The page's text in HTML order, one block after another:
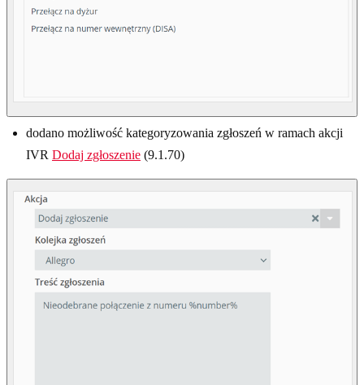
dodano możliwość kategoryzowania zgłoszeń w ramach akcji
IVR Dodaj zgłoszenie (9.1.70)